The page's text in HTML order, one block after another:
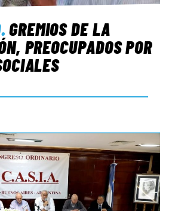
.GREMIOS DE LA
PREOCUPADOS POR